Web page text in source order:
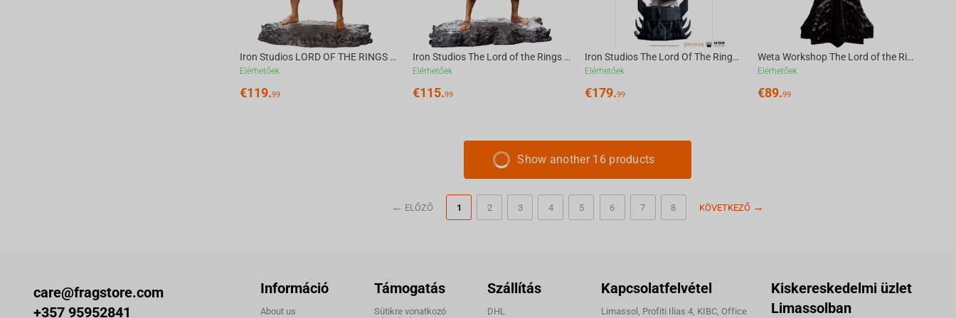
Iron Studios LORD OF THE RINGS - Frodo BDS Statue 1/10
Elérhetőek
€119.99
Iron Studios The Lord of the Rings - Merry Statue Art Scale 1/10
Elérhetőek
€115.99
Iron Studios The Lord Of The Rings - Saruman Bds Art Scale 1/10
Elérhetőek
€179.99
Weta Workshop The Lord of the Rings - Miniature Skull of a Mordor Orc
Elérhetőek
€89.99
Show another 16 products
ELŐZŐ 1 2 3 4 5 6 7 8 KÖVETKEZŐ
care@fragstore.com
+357 95952841
Információ
About us
Támogatás
Sütikre vonatkozó
Szállítás
DHL
Kapcsolatfelvétel
Limassol, Profiti Ilias 4, KIBC, Office
Kiskereskedelmi üzlet
Limassolban